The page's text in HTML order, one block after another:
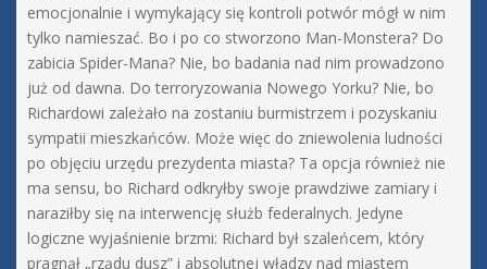
emocjonalnie i wymykający się kontroli potwór mógł w nim
tylko namieszać. Bo i po co stworzono Man-Monstera? Do
zabicia Spider-Mana? Nie, bo badania nad nim prowadzono
już od dawna. Do terroryzowania Nowego Yorku? Nie, bo
Richardowi zależało na zostaniu burmistrzem i pozyskaniu
sympatii mieszkańców. Może więc do zniewolenia ludności
po objęciu urzędu prezydenta miasta? Ta opcja również nie
ma sensu, bo Richard odkryłby swoje prawdziwe zamiary i
naraziłby się na interwencję służb federalnych. Jedyne
logiczne wyjaśnienie brzmi: Richard był szaleńcem, który
pragnął „rządu dusz” i absolutnej władzy nad miastem